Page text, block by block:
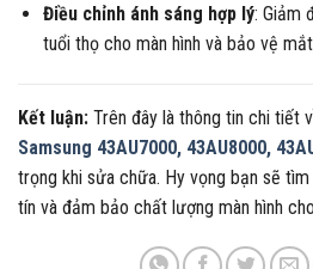
Điều chỉnh ánh sáng hợp lý: Giảm
tuổi thọ cho màn hình và bảo vệ
Kết luận: Trên đây là thông tin chi tiết
Samsung 43AU7000, 43AU8000,
trọng khi sửa chữa. Hy vọng bạn sẽ
tín và đảm bảo chất lượng màn hình